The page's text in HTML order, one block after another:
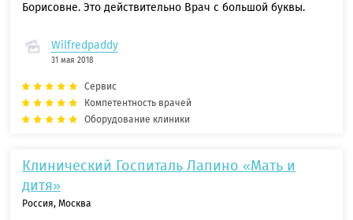
Борисовне. Это действительно Врач с большой буквы.
Wilfredpaddy
31 мая 2018
Сервис
Компетентность врачей
Оборудование клиники
Клинический Госпиталь Лапино «Мать и
дитя»
Россия, Москва